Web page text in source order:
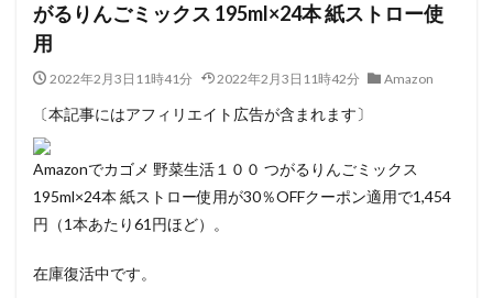
がるりんごミックス 195ml×24本 紙ストロー使
用
2022年2月3日11時41分 2022年2月3日11時42分 Amazon
〔本記事にはアフィリエイト広告が含まれます〕
Amazonでカゴメ 野菜生活１００ つがるりんごミックス
195ml×24本 紙ストロー使用が30％OFFクーポン適用で1,454
円（1本あたり61円ほど）。
在庫復活中です。